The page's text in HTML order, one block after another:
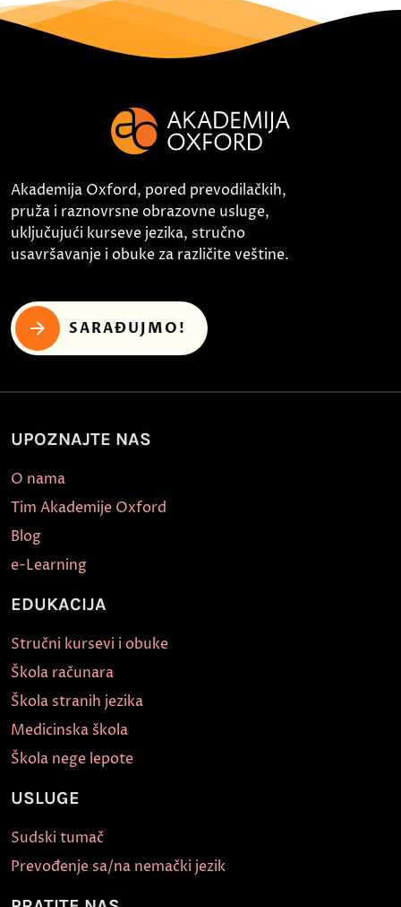
Akademija Oxford, pored prevodilačkih,
pruža i raznovrsne obrazovne usluge,
uključujući kurseve jezika, stručno
usavršavanje i obuke za različite veštine.
SARAĐUJMO!
UPOZNAJTE NAS
O nama
Tim Akademije Oxford
Blog
e-Learning
EDUKACIJA
Stručni kursevi i obuke
Škola računara
Škola stranih jezika
Medicinska škola
Škola nege lepote
USLUGE
Sudski tumač
Prevođenje sa/na nemački jezik